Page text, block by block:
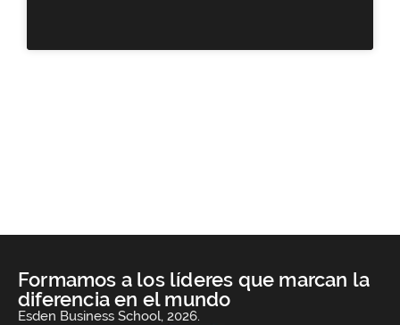
Formamos a los líderes que marcan la
diferencia en el mundo
Esden Business School, 2026.